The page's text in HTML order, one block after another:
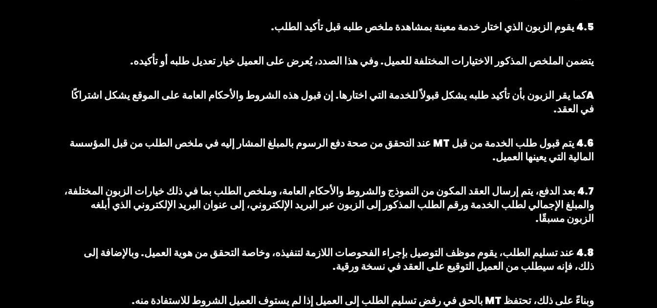
4.5 يقوم الزبون الذي اختار خدمة معينة بمشاهدة ملخص طلبه قبل تأكيد الطلب.
يتضمن الملخص المذكور الاختيارات المختلفة للعميل. وفي هذا الصدد، يُعرض على العميل خيار تعديل طلبه أو تأكيده.
Aكما يقر الزبون بأن تأكيد طلبه يشكل قبولاً للخدمة التي اختارها. إن قبول هذه الشروط والأحكام العامة على الموقع يشكل اشتراكًا
في العقد.
4.6 يتم قبول طلب الخدمة من قبل MT عند التحقق من صحة دفع الرسوم بالمبلغ المشار إليه في ملخص الطلب من قبل المؤسسة
المالية التي يعينها العميل.
4.7 بعد الدفع، يتم إرسال العقد المكون من النموذج والشروط والأحكام العامة، وملخص الطلب بما في ذلك خيارات الزبون المختلفة،
والمبلغ الإجمالي لطلب الخدمة ورقم الطلب المذكور إلى الزبون عبر البريد الإلكتروني، إلى عنوان البريد الإلكتروني الذي أبلغه
الزبون مسبقًا.
4.8 عند تسليم الطلب، يقوم موظف التوصيل بإجراء الفحوصات اللازمة لتنفيذه، وخاصة التحقق من هوية العميل. وبالإضافة إلى
ذلك، فإنه سيطلب من العميل التوقيع على العقد في نسخة ورقية.
وبناءً على ذلك، تحتفظ MT بالحق في رفض تسليم الطلب إلى العميل إذا لم يستوف العميل الشروط للاستفادة منه.